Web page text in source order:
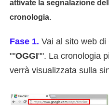
attivate la segnalazione
cronologia.
Fase 1. Vai al sito web
""OGGI"". La cronologia
verrà visualizzata sulla